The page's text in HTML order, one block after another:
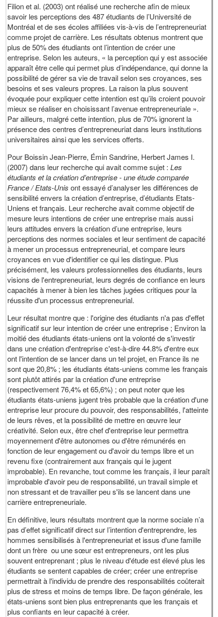
Filion et al. (2003) ont réalisé une recherche afin de mieux
savoir les perceptions des 487 étudiants de l’Université de
Montréal et de ses écoles affiliées vis-à-vis de l’entrepreneuriat
comme projet de carrière. Les résultats obtenus montrent que
plus de 50% des étudiants ont l’intention de créer une
entreprise. Selon les auteurs, « la perception qui y est associée
apparaît être celle qui permet plus d’indépendance, qui donne la
possibilité de gérer sa vie de travail selon ses croyances, ses
besoins et ses valeurs propres. La raison la plus souvent
évoquée pour expliquer cette intention est qu’ils croient pouvoir
mieux se réaliser en choisissant l’avenue entrepreneuriale ».
Par ailleurs, malgré cette intention, plus de 70% ignorent la
présence des centres d’entrepreneuriat dans leurs institutions
universitaires ainsi que les services offerts.
Pour Boissin Jean-Pierre, Émin Sandrine, Herbert James I.
(2007) dans leur recherche qui avait comme sujet :Les
étudiants et la création d’entreprise - une étude comparée
France / Etats-Unisont essayé d’analyser les différences de
sensibilité envers la création d’entreprise, d’étudiants Etats-
Uniens et français. Leur recherche avait comme objectif de
mesure leurs intentions de créer une entreprise mais aussi
leurs attitudes envers la création d’une entreprise, leurs
perceptions des normes sociales et leur sentiment de capacité
à mener un processus entrepreneurial, et compare leurs
croyances en vue d'identifier ce qui les distingue. Plus
précisément, les valeurs professionnelles des étudiants, leurs
visions de l'entrepreneuriat, leurs degrés de confiance en leurs
capacités à mener à bien les tâches jugées critiques pour la
réussite d'un processus entrepreneurial.
Leur résultat montre que : l'origine des étudiants n'a pas d'effet
significatif sur leur intention de créer une entreprise ; Environ la
moitié des étudiants états-uniens ont la volonté de s'investir
dans une création d'entreprise c'est-à-dire 44.8% d'entre eux
ont l'intention de se lancer dans un tel projet, en France ils ne
sont que 20,8% ; les étudiants états-uniens comme les français
sont plutôt attirés par la création d'une entreprise
(respectivement 76,4% et 65,6%) ; on peut noter que les
étudiants états-uniens jugent très probable que la création d'une
entreprise leur procure du pouvoir, des responsabilités, l'atteinte
de leurs rêves, et la possibilité de mettre en œuvre leur
créativité. Selon eux, être chef d'entreprise leur permettra
moyennement d'être autonomes ou d'être rémunérés en
fonction de leur engagement ou d'avoir du temps libre et un
revenu fixe (contrairement aux français qui le jugent
improbable). En revanche, tout comme les français, il leur paraît
improbable d'avoir peu de responsabilité, un travail simple et
non stressant et de travailler peu s'ils se lancent dans une
carrière entrepreneuriale.
En définitive, leurs résultats montrent que la norme sociale n’a
pas d’effet significatif direct sur l’intention d'entreprendre, les
hommes sensibilisés à l'entrepreneuriat et issus d'une famille
dont un frère ou une sœur est entrepreneurs, ont les plus
souvent entreprenant ; plus le niveau d'étude est élevé plus les
étudiants se sentent capables de créer; créer une entreprise
permettrait à l'individu de prendre des responsabilités coûterait
plus de stress et moins de temps libre. De façon générale, les
états-uniens sont bien plus entreprenants que les français et
plus confiants en leur capacité à créer.